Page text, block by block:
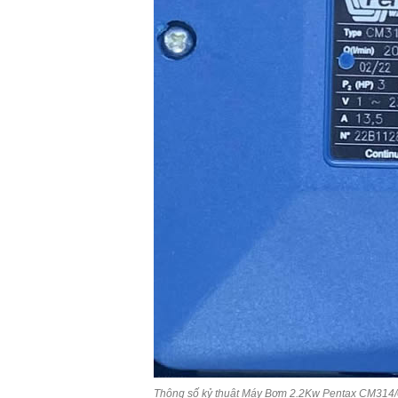
Thông số kỷ thuật Máy Bơm 2.2Kw Pentax